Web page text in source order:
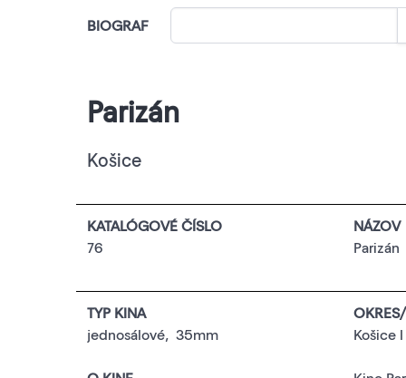
BIOGRAF
Parizán
Košice
KATALÓGOVÉ ČÍSLO
76
NÁZOV
Parizán
TYP KINA
jednosálové, 35mm
Košice I